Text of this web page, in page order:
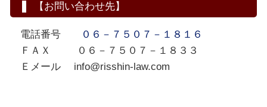
【お問い合わせ先】
電話番号
０６－７５０７－１８１６
ＦＡＸ ０６－７５０７－１８３３
Ｅメール info@risshin-law.com